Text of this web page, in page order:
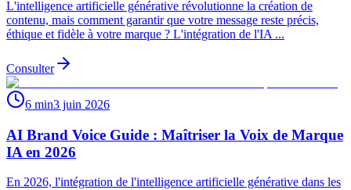
L'intelligence artificielle générative révolutionne la création de
contenu, mais comment garantir que votre message reste précis,
éthique et fidèle à votre marque ? L'intégration de l'IA ...
Consulter
6 min3 juin 2026
AI Brand Voice Guide : Maîtriser la Voix de Marque
IA en 2026
En 2026, l'intégration de l'intelligence artificielle générative dans les